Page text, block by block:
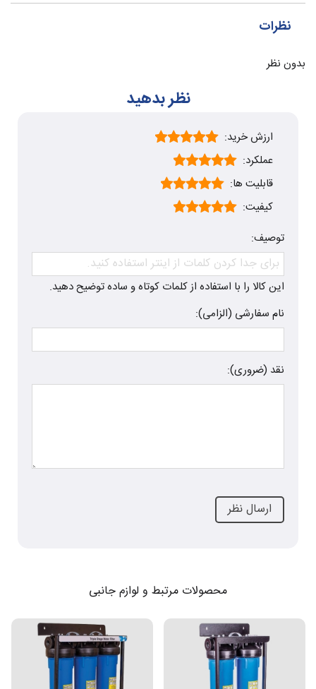
نظرات
بدون نظر
نظر بدهید
ارزش خرید:
عملکرد:
قابلیت ها:
کیفیت:
توصیف:
این کالا را با استفاده از کلمات کوتاه و ساده توضیح دهید.
نام سفارشی (الزامی):
نقد (ضروری):
محصولات مرتبط و لوازم جانبی